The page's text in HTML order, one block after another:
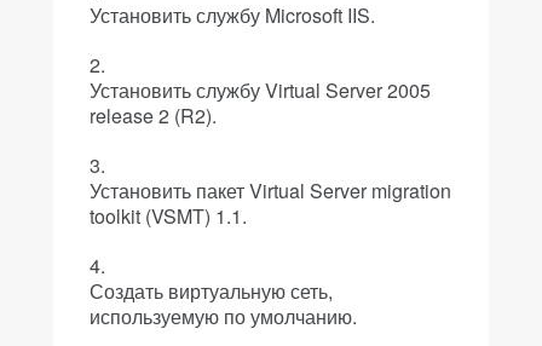
Установить службу Microsoft IIS.
Установить службу Virtual Server 2005
release 2 (R2).
Установить пакет Virtual Server migration
toolkit (VSMT) 1.1.
Создать виртуальную сеть,
используемую по умолчанию.